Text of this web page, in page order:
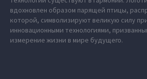
вдохновлен образом парящей птицы,
которой, символизируют великую силу
инновационными технологиями,
измерение жизни в мире будущего.